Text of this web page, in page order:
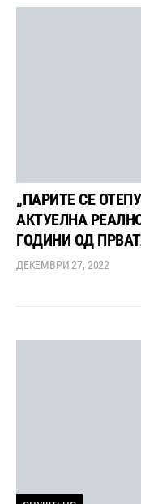
„ПАРИТЕ СЕ
АКТУЕЛНА
ГОДИНИ ОД
ДЕКЕМВРИ 27, 2022